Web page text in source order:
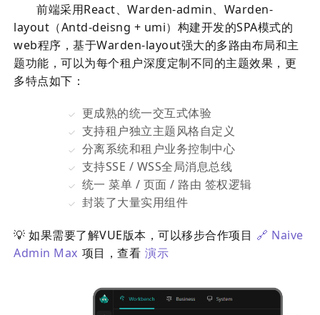
前端采用React、Warden-admin、Warden-
layout（Antd-deisng + umi）构建开发的SPA模式的
web程序，基于Warden-layout强大的多路由布局和主
题功能，可以为每个租户深度定制不同的主题效果，更
多特点如下：
更成熟的统一交互式体验
支持租户独立主题风格自定义
分离系统和租户业务控制中心
支持SSE / WSS全局消息总线
统一 菜单 / 页面 / 路由 签权逻辑
封装了大量实用组件
💡 如果需要了解VUE版本，可以移步合作项目 🔗 Naive
Admin Max 项目，查看 演示